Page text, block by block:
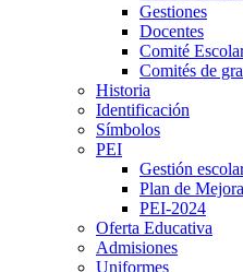
Gestiones
Docentes
Comité
Comités de
Historia
Identificación
Símbolos
PEI
Gestión
Plan de
PEI-2024
Oferta Educativa
Admisiones
Uniformes